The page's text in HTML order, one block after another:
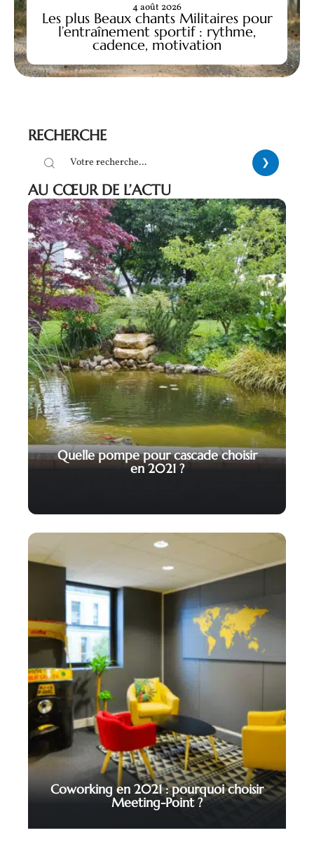
Les plus Beaux chants Militaires pour
l’entraînement sportif : rythme,
cadence, motivation
4 août 2026
RECHERCHE
AU CŒUR DE L’ACTU
Quelle pompe pour cascade choisir
en 2021 ?
Coworking en 2021 : pourquoi choisir
Meeting-Point ?